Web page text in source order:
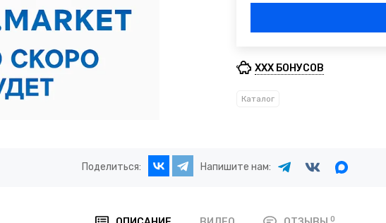
XXX БОНУСОВ
Каталог
Поделиться: Напишите нам:
0